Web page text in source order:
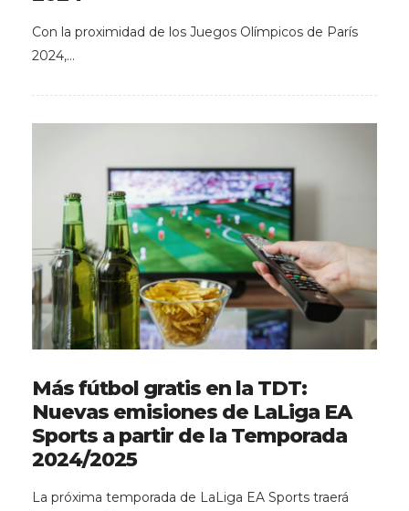
Con la proximidad de los Juegos Olímpicos de París
2024,…
Más fútbol gratis en la TDT:
Nuevas emisiones de LaLiga EA
Sports a partir de la Temporada
2024/2025
La próxima temporada de LaLiga EA Sports traerá